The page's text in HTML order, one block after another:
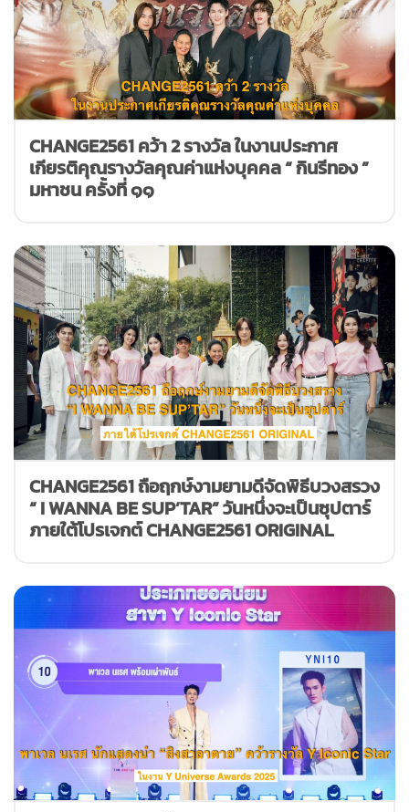
CHANGE2561 คว้า 2 รางวัล ในงานประกาศ
เกียรติคุณรางวัลคุณค่าแห่งบุคคล “ กินรีทอง ”
มหาชน ครั้งที่ ๑๑
CHANGE2561 ถือฤกษ์งามยามดีจัดพิธีบวงสรวง
“ I WANNA BE SUP’TAR” วันหนึ่งจะเป็นซุปตาร์
ภายใต้โปรเจกต์ CHANGE2561 ORIGINAL